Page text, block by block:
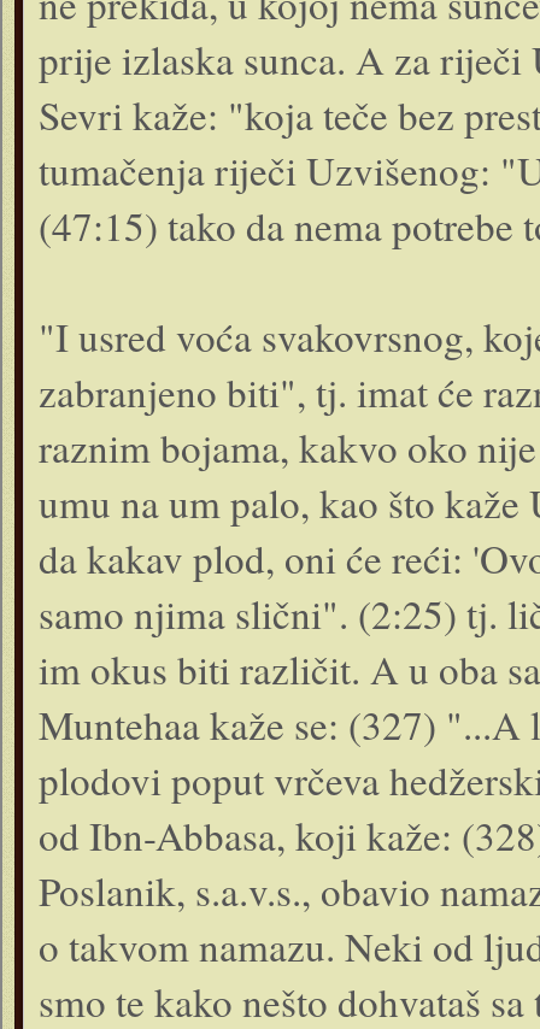
prije izlaska sunca. A za
Sevri kaže: "koja teče bez
tumačenja riječi Uzvišenog:
(47:15) tako da nema
"I usred voća svakovrsnog,
zabranjeno biti", tj. imat će
raznim bojama, kakvo oko
umu na um palo, kao što
da kakav plod, oni će reći:
samo njima slični". (2:25) tj.
im okus biti različit. A u oba
Muntehaa kaže se: (327)
plodovi poput vrčeva
od Ibn-Abbasa, koji kaže:
Poslanik, s.a.v.s., obavio
o takvom namazu. Neki od
smo te kako nešto dohvataš